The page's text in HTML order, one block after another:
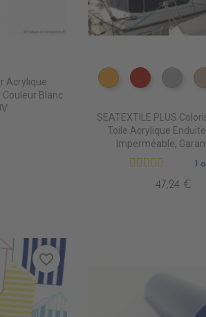
Acrylique
Couleur Blanc
PT0740 JAUNE
PT0620
SEATEXTILE PLUS
Toile Acrylique
Imperméable,
1
47,24 €
favorite_border